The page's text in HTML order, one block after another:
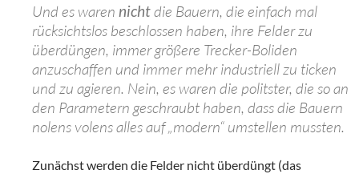
Und es waren nichtdie Bauern, die einfach mal
rücksichtslos beschlossen haben, ihre Felder zu
überdüngen, immer größere Trecker-Boliden
anzuschaffen und immer mehr industriell zu ticken
und zu agieren. Nein, es waren die politster, die so an
den Parametern geschraubt haben, dass die Bauern
nolens volens alles auf „modern“ umstellen mussten.
Zunächst werden die Felder nicht überdüngt (das